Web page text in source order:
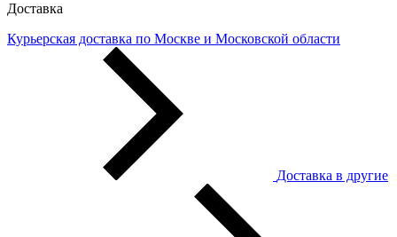
Доставка
Курьерская доставка по Москве и Московской области
Доставка в другие